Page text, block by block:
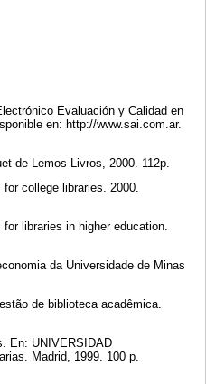
Evaluación y Calidad en
en: http://www.sai.com.ar.
de Lemos Livros, 2000. 112p.
college libraries. 2000.
libraries in higher education.
da Universidade de Minas
de biblioteca acadêmica.
En: UNIVERSIDAD
Madrid, 1999. 100 p.